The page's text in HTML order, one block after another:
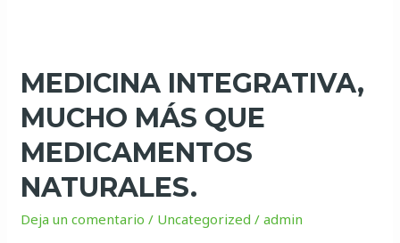
MEDICINA INTEGRATIVA,
MUCHO MÁS QUE
MEDICAMENTOS
NATURALES.
Deja un comentario / Uncategorized /admin
Medicina
Integrativa,
mucho
más
que
medicamentos